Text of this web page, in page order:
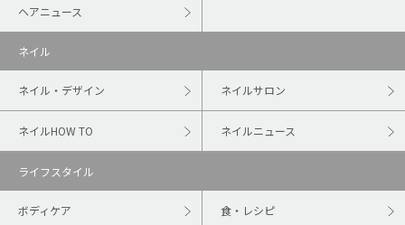
ヘアニュース
ネイル
ネイル・デザイン ネイルサロン
ネイルHOW TO ネイルニュース
ライフスタイル
ボディケア 食・レシピ